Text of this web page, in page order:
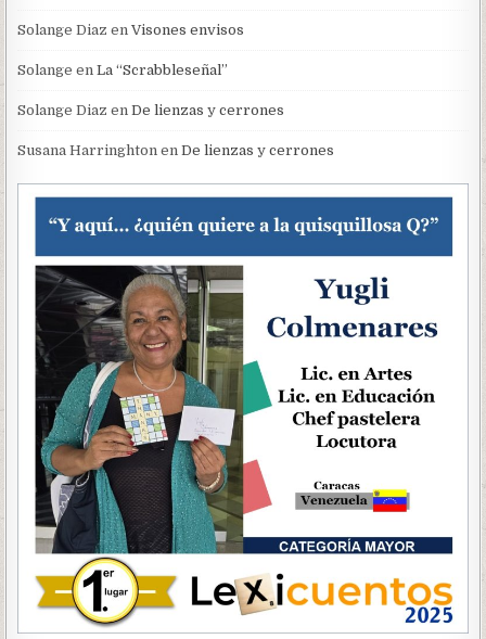
Solange Diaz enVisones envisos
Solange enLa “Scrabbleseñal”
Solange Diaz enDe lienzas y cerrones
Susana Harringhton enDe lienzas y cerrones